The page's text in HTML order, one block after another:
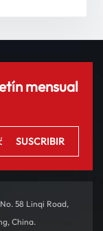
mensual
58 Linqi Road,
China.